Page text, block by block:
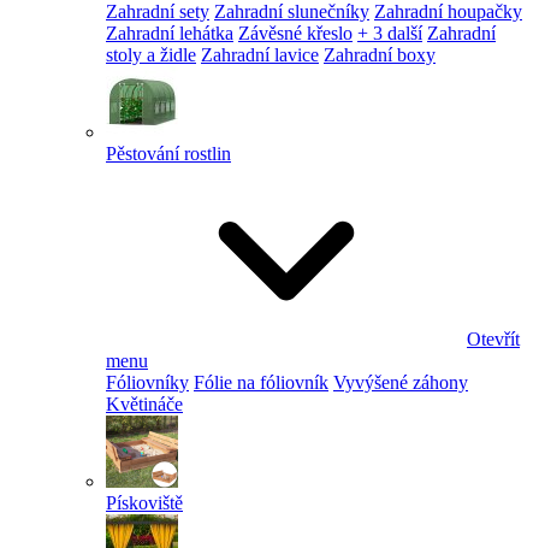
Zahradní sety Zahradní slunečníky Zahradní houpačky
Zahradní lehátka Závěsné křeslo + 3 další Zahradní
stoly a židle Zahradní lavice Zahradní boxy
Pěstování rostlin
Otevřít
menu
Fóliovníky Fólie na fóliovník Vyvýšené záhony
Květináče
Pískoviště